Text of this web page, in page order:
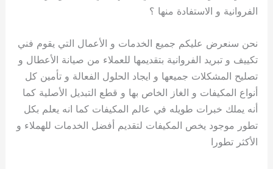
الفروانية و الاستفادة منها ؟
نحن سنعرض عليكم جميع الخدمات و الأعمال التي يقوم فني
تكييف و تبريد الفروانية بتقديمها للعملاء من صيانة الأعطال و
تصليح المشكلات جميعها و ايجاد الحلول الفعالة و تأمين كل
أنواع المكيفات و الغاز الخاص بها و قطع التبديل الأصلية كما
أنه يملك خبرات طويله في عالم المكيفات كما انه يعلم بكل
تطور موجود يخص المكيفات لتقديم أفضل الخدمات للهملاء و
الأكثر تطورا